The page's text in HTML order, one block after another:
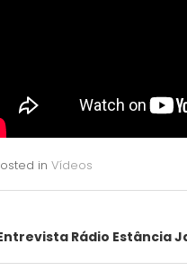
in Vídeos
Rádio Estância